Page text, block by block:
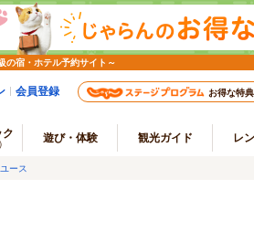
宿・ホテル予約サイト～
会員登録 お得な特
ク 遊び・体験 観光ガイド レ
ース